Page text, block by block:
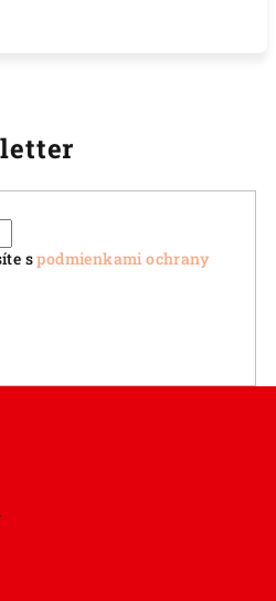
spodmienkami ochrany